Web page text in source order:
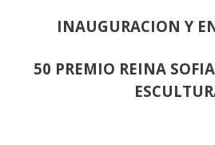
INAUGURACION Y
50 PREMIO REINA